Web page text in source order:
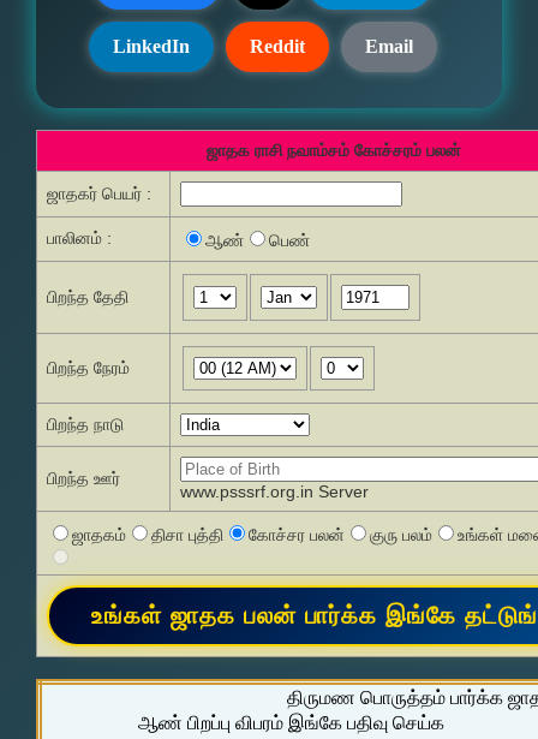
LinkedIn Reddit Email
ஜாதக ராசி நவாம்சம் கோச்சரம் பலன்
ஜாதகர் பெயர் :
பாலினம் : ஆண் பெண்
பிறந்த தேதி
பிறந்த நேரம்
பிறந்த நாடு
பிறந்த ஊர்
www.psssrf.org.in Server
ஜாதகம் திசா புத்தி கோச்சர பலன் குரு பலம் உங்கள்
திருமண பொருத்தம் பார்க்க
ஆண் பிறப்பு விபரம் இங்கே பதிவு செய்க